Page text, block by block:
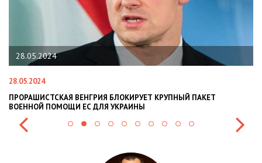
28.05.2024
28.05.2024
ПРОРАШИСТСКАЯ ВЕНГРИЯ БЛОКИРУЕТ КРУПНЫЙ ПАКЕТ
ВОЕННОЙ ПОМОЩИ ЕС ДЛЯ УКРАИНЫ